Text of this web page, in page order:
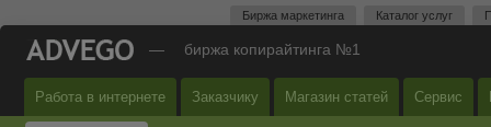
Биржа маркетинга Каталог услуг
— биржа копирайтинга №1
Работа в интернете Заказчику Магазин статей Сервис